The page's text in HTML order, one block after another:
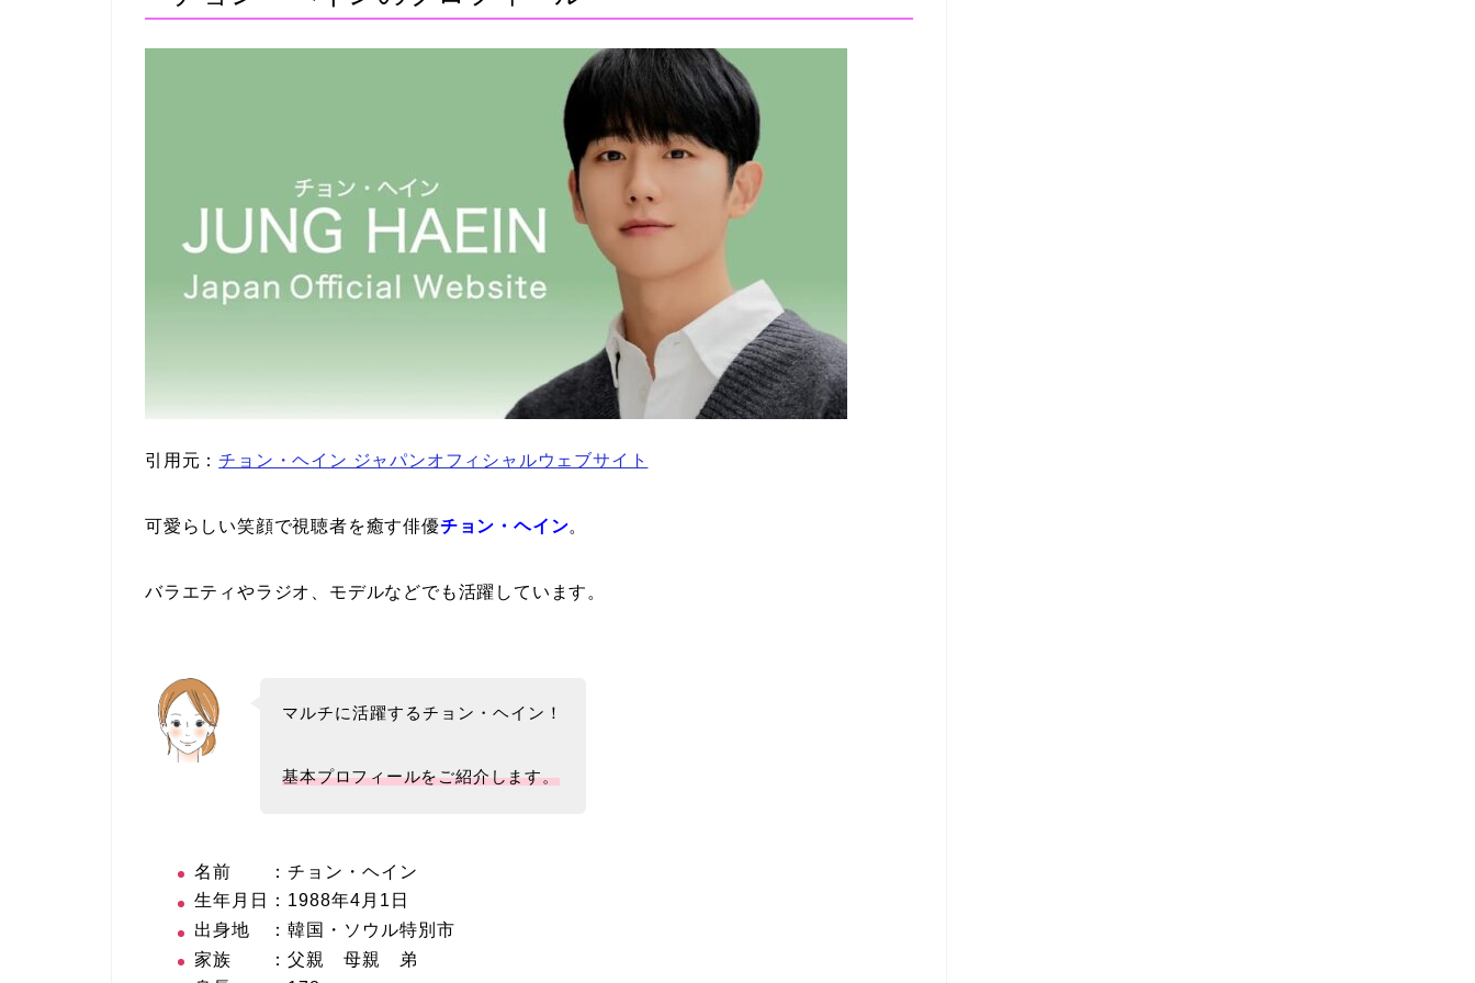
引用元：​チョン・ヘイン ジャパンオフィシャルウェブサイト
可愛らしい笑顔で視聴者を癒す俳優チョン・ヘイン。
バラエティやラジオ、モデルなどでも活躍しています。
マルチに活躍するチョン・ヘイン！
基本プロフィールをご紹介します。
名前 ：チョン・ヘイン
生年月日：1988年4月1日
出身地 ：韓国・ソウル特別市
家族 ：父親 母親 弟